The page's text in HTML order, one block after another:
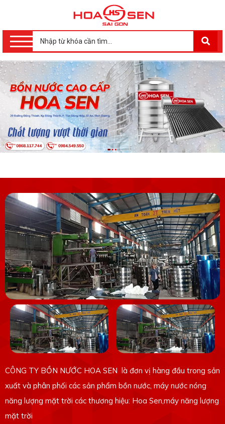
CÔNG TY BỒN NƯỚC HOA SEN là đơn vị hàng đầu trong sản
xuất và phân phối các sản phẩm bồn nước, máy nước nóng
năng lượng mặt trời các thương hiệu: Hoa Sen,máy năng lượng
mặt trời